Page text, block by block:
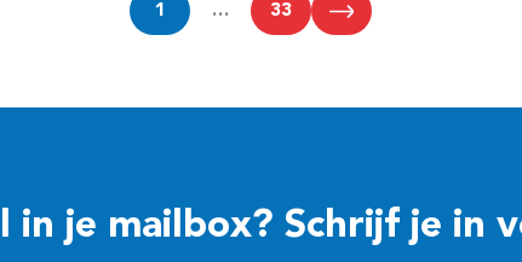
1 … 33
in je mailbox? Schrijf je in